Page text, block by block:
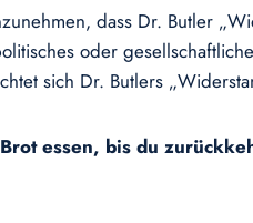
dass Dr. Butler
oder
sich Dr. Butlers
essen, bis du